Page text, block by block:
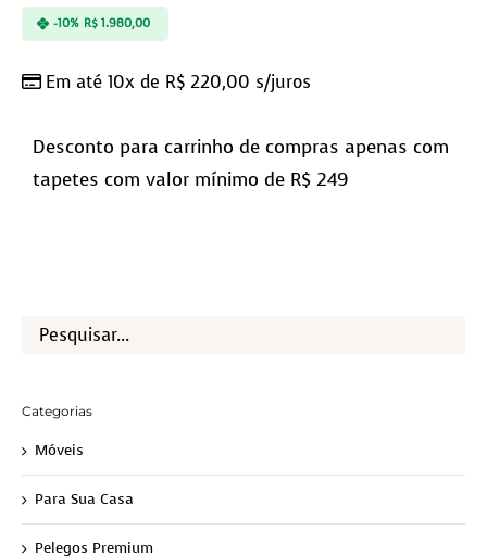
Em até 10x de R$ 220,00 s/juros
-10% R$1.980,00
Desconto para carrinho de compras apenas com
tapetes com valor mínimo de R$ 249
Categorias
Móveis
Para Sua Casa
Pelegos Premium